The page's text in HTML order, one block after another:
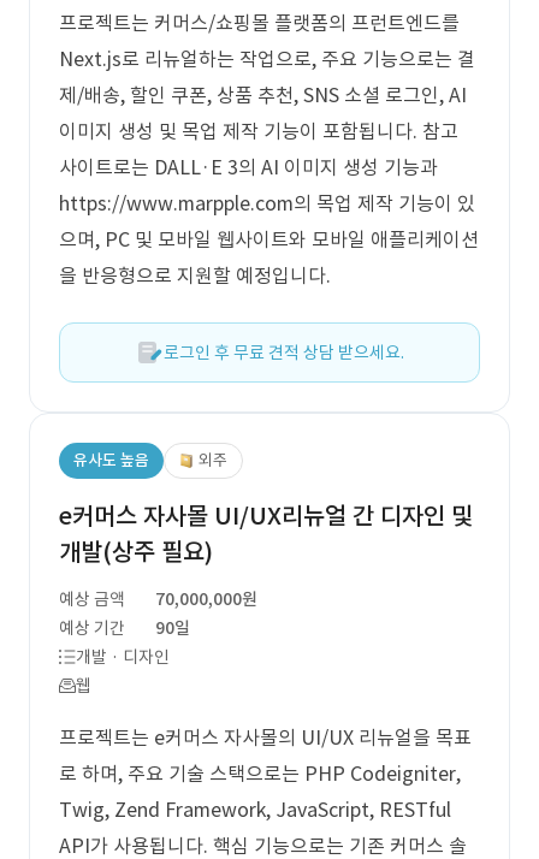
프로젝트는 커머스/쇼핑몰 플랫폼의 프런트엔드를
Next.js로 리뉴얼하는 작업으로, 주요 기능으로는 결
제/배송, 할인 쿠폰, 상품 추천, SNS 소셜 로그인, AI
이미지 생성 및 목업 제작 기능이 포함됩니다. 참고
사이트로는 DALL·E 3의 AI 이미지 생성 기능과
https://www.marpple.com의 목업 제작 기능이 있
으며, PC 및 모바일 웹사이트와 모바일 애플리케이션
을 반응형으로 지원할 예정입니다.
로그인 후 무료 견적 상담 받으세요.
유사도 높음 외주
e커머스 자사몰 UI/UX리뉴얼 간 디자인 및
개발(상주 필요)
예상 금액
70,000,000원
예상 기간
90일
개발 · 디자인
웹
프로젝트는 e커머스 자사몰의 UI/UX 리뉴얼을 목표
로 하며, 주요 기술 스택으로는 PHP Codeigniter,
Twig, Zend Framework, JavaScript, RESTful
API가 사용됩니다. 핵심 기능으로는 기존 커머스 솔